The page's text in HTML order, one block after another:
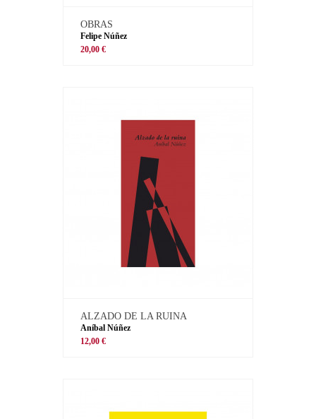
OBRAS
Felipe Núñez
20,00 €
ALZADO DE LA RUINA
Aníbal Núñez
12,00 €